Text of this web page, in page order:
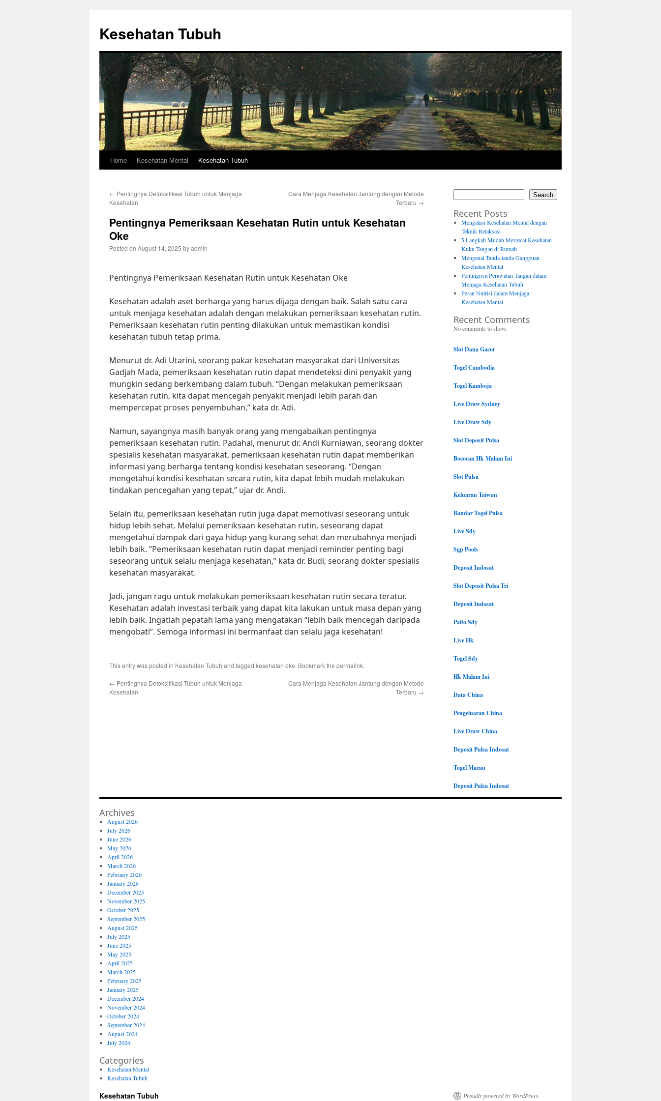
content
Kesehatan Tubuh
Home Kesehatan Mental Kesehatan Tubuh
← Pentingnya Detoksifikasi Tubuh untuk Menjaga
Kesehatan
Cara Menjaga Kesehatan Jantung dengan Metode
Terbaru →
Pentingnya Pemeriksaan Kesehatan Rutin untuk Kesehatan
Oke
Posted on August 14, 2025 byadmin
Pentingnya Pemeriksaan Kesehatan Rutin untuk Kesehatan Oke
Kesehatan adalah aset berharga yang harus dijaga dengan baik. Salah satu cara
untuk menjaga kesehatan adalah dengan melakukan pemeriksaan kesehatan rutin.
Pemeriksaan kesehatan rutin penting dilakukan untuk memastikan kondisi
kesehatan tubuh tetap prima.
Menurut dr. Adi Utarini, seorang pakar kesehatan masyarakat dari Universitas
Gadjah Mada, pemeriksaan kesehatan rutin dapat mendeteksi dini penyakit yang
mungkin sedang berkembang dalam tubuh. “Dengan melakukan pemeriksaan
kesehatan rutin, kita dapat mencegah penyakit menjadi lebih parah dan
mempercepat proses penyembuhan,” kata dr. Adi.
Namun, sayangnya masih banyak orang yang mengabaikan pentingnya
pemeriksaan kesehatan rutin. Padahal, menurut dr. Andi Kurniawan, seorang dokter
spesialis kesehatan masyarakat, pemeriksaan kesehatan rutin dapat memberikan
informasi yang berharga tentang kondisi kesehatan seseorang. “Dengan
mengetahui kondisi kesehatan secara rutin, kita dapat lebih mudah melakukan
tindakan pencegahan yang tepat,” ujar dr. Andi.
Selain itu, pemeriksaan kesehatan rutin juga dapat memotivasi seseorang untuk
hidup lebih sehat. Melalui pemeriksaan kesehatan rutin, seseorang dapat
mengetahui dampak dari gaya hidup yang kurang sehat dan merubahnya menjadi
lebih baik. “Pemeriksaan kesehatan rutin dapat menjadi reminder penting bagi
seseorang untuk selalu menjaga kesehatan,” kata dr. Budi, seorang dokter spesialis
kesehatan masyarakat.
Jadi, jangan ragu untuk melakukan pemeriksaan kesehatan rutin secara teratur.
Kesehatan adalah investasi terbaik yang dapat kita lakukan untuk masa depan yang
lebih baik. Ingatlah pepatah lama yang mengatakan “lebih baik mencegah daripada
mengobati”. Semoga informasi ini bermanfaat dan selalu jaga kesehatan!
This entry was posted in Kesehatan Tubuh and tagged kesehatan oke. Bookmark the permalink.
← Pentingnya Detoksifikasi Tubuh untuk Menjaga
Kesehatan
Cara Menjaga Kesehatan Jantung dengan Metode
Terbaru →
Search
Recent Posts
Mengatasi Kesehatan Mental dengan
Teknik Relaksasi
5 Langkah Mudah Merawat Kesehatan
Kuku Tangan di Rumah
Mengenal Tanda-tanda Gangguan
Kesehatan Mental
Pentingnya Perawatan Tangan dalam
Menjaga Kesehatan Tubuh
Peran Nutrisi dalam Menjaga
Kesehatan Mental
Recent Comments
No comments to show.
Slot Dana Gacor
Togel Cambodia
Togel Kamboja
Live Draw Sydney
Live Draw Sdy
Slot Deposit Pulsa
Bocoran Hk Malam Ini
Slot Pulsa
Keluaran Taiwan
Bandar Togel Pulsa
Live Sdy
Sgp Pools
Deposit Indosat
Slot Deposit Pulsa Tri
Deposit Indosat
Paito Sdy
Live Hk
Togel Sdy
Hk Malam Ini
Data China
Pengeluaran China
Live Draw China
Deposit Pulsa Indosat
Togel Macau
Deposit Pulsa Indosat
Archives
August 2026
July 2026
June 2026
May 2026
April 2026
March 2026
February 2026
January 2026
December 2025
November 2025
October 2025
September 2025
August 2025
July 2025
June 2025
May 2025
April 2025
March 2025
February 2025
January 2025
December 2024
November 2024
October 2024
September 2024
August 2024
July 2024
Categories
Kesehatan Mental
Kesehatan Tubuh
Kesehatan Tubuh Proudly powered by WordPress.